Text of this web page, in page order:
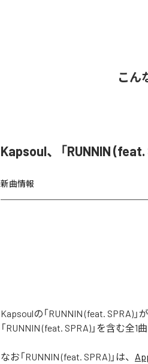
こん
Kapsoul、「RUNNIN
新曲情報
Kapsoulの「RUNNIN (feat. SPRA)
「RUNNIN (feat. SPRA)」を含む全1
なお「RUNNIN (feat. SPRA) 」は、